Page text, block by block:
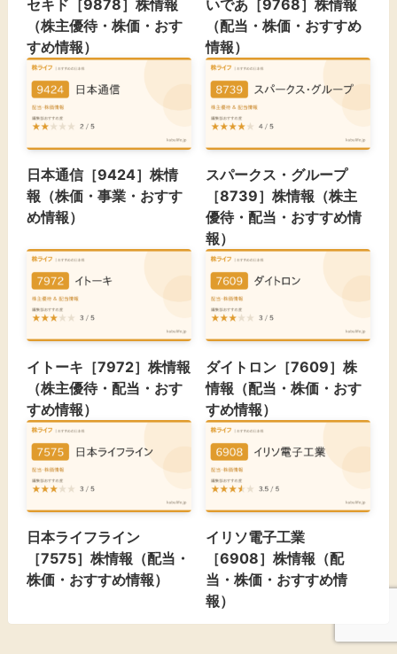
セキド［9878］株情報
（株主優待・株価・おす
すめ情報）
いであ［9768］株情報
（配当・株価・おすすめ
情報）
日本通信［9424］株情
報（株価・事業・おすす
め情報）
スパークス・グループ
［8739］株情報（株主
優待・配当・おすすめ情
報）
イトーキ［7972］株情報
（株主優待・配当・おす
すめ情報）
ダイトロン［7609］株
情報（配当・株価・おす
すめ情報）
日本ライフライン
［7575］株情報（配当・
株価・おすすめ情報）
イリソ電子工業
［6908］株情報（配
当・株価・おすすめ情
報）